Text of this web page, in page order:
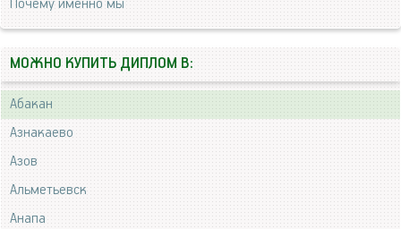
Почему именно мы
МОЖНО КУПИТЬ ДИПЛОМ В:
Абакан
Азнакаево
Азов
Альметьевск
Анапа